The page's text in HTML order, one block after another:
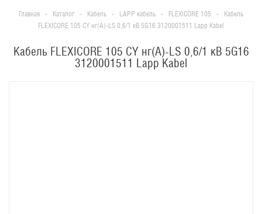
Главная - Каталог - Кабель - LAPP кабель - FLEXICORE 105 -
Кабель
FLEXICORE 105 CY нг(А)-LS 0,6/1 кВ 5G16 3120001511 Lapp Kabel
Кабель FLEXICORE 105 CY нг(А)-LS 0,6/1 кВ 5G16
3120001511 Lapp Kabel